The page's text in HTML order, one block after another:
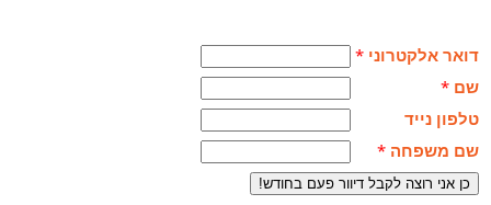
דואר אלקטרוני *
שם *
טלפון נייד
שם משפחה *